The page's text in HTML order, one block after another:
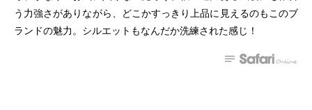
う力強さがありながら、どこかすっきり上品に見えるのもこのブ
ランドの魅力。シルエットもなんだか洗練された感じ！